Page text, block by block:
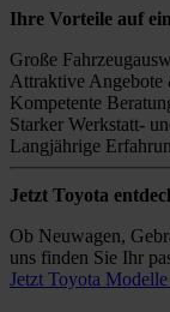
Ihre Vorteile auf
Große
Attraktive
Kompetente
Starker Werkstatt-
Langjährige
Jetzt Toyota
Ob Neuwagen,
uns finden Sie Ihr
Jetzt Toyota